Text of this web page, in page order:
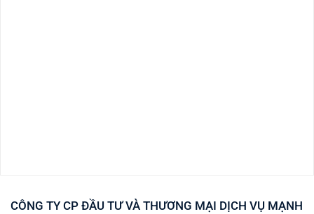
CÔNG TY CP ĐẦU TƯ VÀ THƯƠNG MẠI DỊCH VỤ MẠNH